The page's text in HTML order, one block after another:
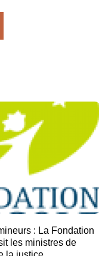
: La Fondation
les ministres de